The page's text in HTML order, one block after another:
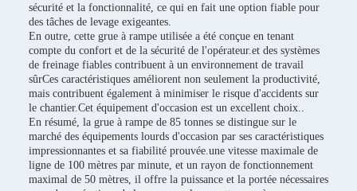
sécurité et la fonctionnalité, ce qui en fait une option fiable pour
des tâches de levage exigeantes.
En outre, cette grue à rampe utilisée a été conçue en tenant
compte du confort et de la sécurité de l'opérateur.et des systèmes
de freinage fiables contribuent à un environnement de travail
sûrCes caractéristiques améliorent non seulement la productivité,
mais contribuent également à minimiser le risque d'accidents sur
le chantier.Cet équipement d'occasion est un excellent choix..
En résumé, la grue à rampe de 85 tonnes se distingue sur le
marché des équipements lourds d'occasion par ses caractéristiques
impressionnantes et sa fiabilité prouvée.une vitesse maximale de
ligne de 100 mètres par minute, et un rayon de fonctionnement
maximal de 50 mètres, il offre la puissance et la portée nécessaires